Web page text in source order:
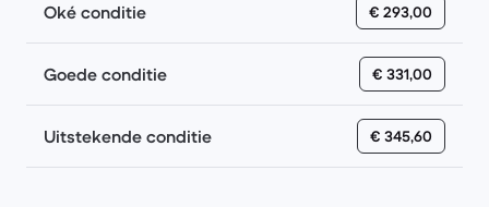
Oké conditie € 293,00
Goede conditie € 331,00
Uitstekende conditie € 345,60